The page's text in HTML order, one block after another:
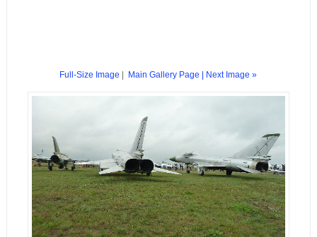
Full-Size Image Main Gallery Page | Next Image »